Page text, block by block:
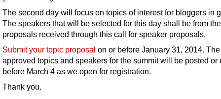
The second day will focus on topics of interest for bloggers in
The speakers that will be selected for this day shall be from the
proposals received through this call for speaker proposals.
Submit your topic proposal on or before January 31, 2014. The
approved topics and speakers for the summit will be posted or
before March 4 as we open for registration.
Thank you.